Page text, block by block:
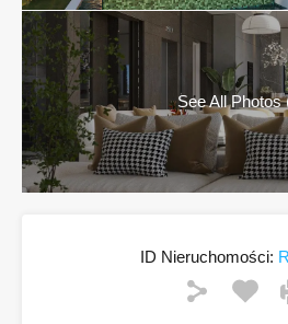
See All Photos
ID Nieruchomości: